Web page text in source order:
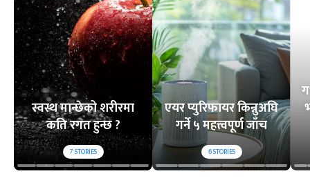
स्वस्थ मान्छेको शरीरमा
कति रगत हुन्छ ?
7STORIES
एयर प्युरिफायर किन्नुअघि
गर्ने ५ महत्त्वपूर्ण जाँच
6STORIES